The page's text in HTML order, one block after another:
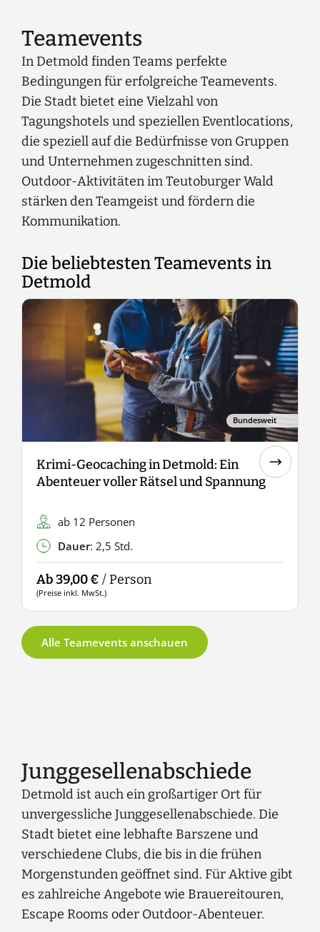
Teamevents
In Detmold finden Teams perfekte
Bedingungen für erfolgreiche Teamevents.
Die Stadt bietet eine Vielzahl von
Tagungshotels und speziellen Eventlocations,
die speziell auf die Bedürfnisse von Gruppen
und Unternehmen zugeschnitten sind.
Outdoor-Aktivitäten im Teutoburger Wald
stärken den Teamgeist und fördern die
Kommunikation.
Die beliebtesten Teamevents in
Detmold
Bundesweit
Krimi-Geocaching in Detmold: Ein
Abenteuer voller Rätsel und Spannung
ab 12 Personen
Dauer: 2,5 Std.
Ab 39,00 € / Person
(Preise inkl. MwSt.)
Alle Teamevents anschauen
Junggesellenabschiede
Detmold ist auch ein großartiger Ort für
unvergessliche Junggesellenabschiede. Die
Stadt bietet eine lebhafte Barszene und
verschiedene Clubs, die bis in die frühen
Morgenstunden geöffnet sind. Für Aktive gibt
es zahlreiche Angebote wie Brauereitouren,
Escape Rooms oder Outdoor-Abenteuer.